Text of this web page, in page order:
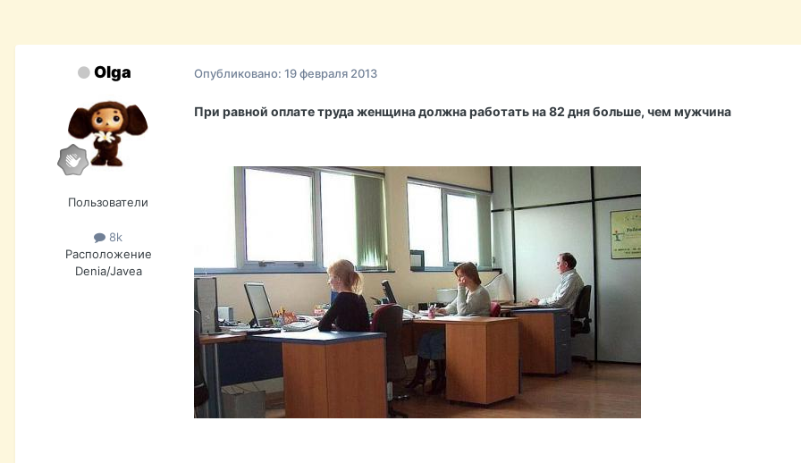
Olga
Пользователи
8k
Расположение
Denia/Javea
Опубликовано: 19 февраля 2013
При равной оплате труда женщина должна работать на 82 дня больше, чем мужчина